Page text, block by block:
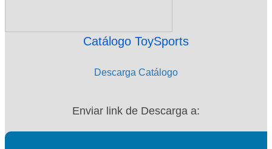
Catálogo ToySports
Descarga Catálogo
Enviar link de Descarga a: